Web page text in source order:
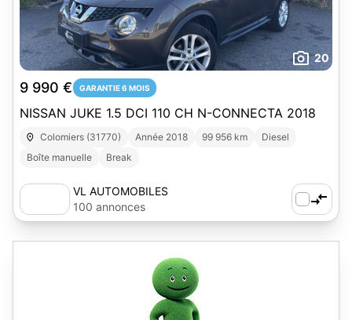
20
9 990 € GARANTIE 6 MOIS
NISSAN JUKE 1.5 DCI 110 CH N-CONNECTA 2018
Colomiers (31770) Année 2018 99 956 km
Diesel
Boîte manuelle
Break
VL AUTOMOBILES
100 annonces